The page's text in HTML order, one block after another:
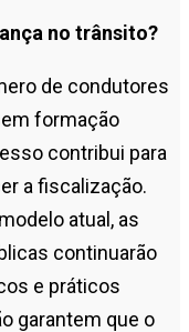
no trânsito?
de condutores
formação
contribui para
a fiscalização.
atual, as
continuarão
e práticos
garantem que o